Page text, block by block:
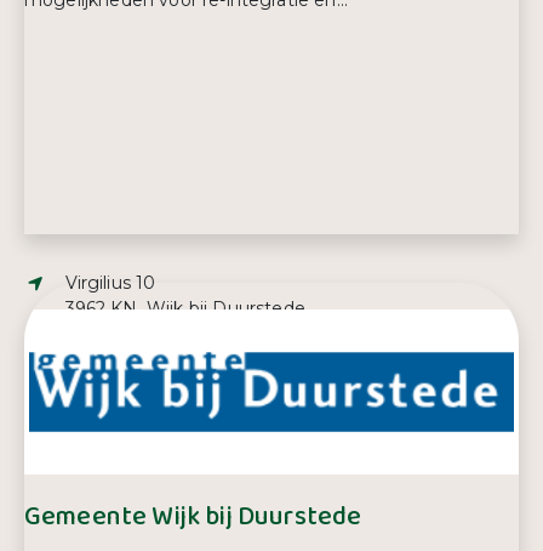
Adres:
Virgilius 10
3962 KN, Wijk bij Duurstede
E-mailadres:
bvansprakelaar@planet.nl
Telefoonnummer:
06 40 98 46 89
Gemeente Wijk bij Duurstede